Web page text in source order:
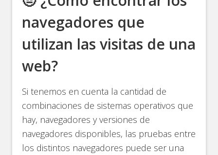
navegadores que
utilizan las visitas de una
web?
Si tenemos en cuenta la cantidad de
combinaciones de sistemas operativos que
hay, navegadores y versiones de
navegadores disponibles, las pruebas entre
los distintos navegadores puede ser una